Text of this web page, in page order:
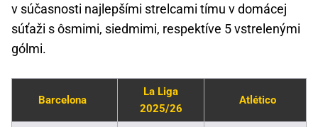
v súčasnosti najlepšími strelcami tímu v domácej
súťaži s ôsmimi, siedmimi, respektíve 5 vstrelenými
gólmi.
Barcelona
La Liga
2025/26
Atlético